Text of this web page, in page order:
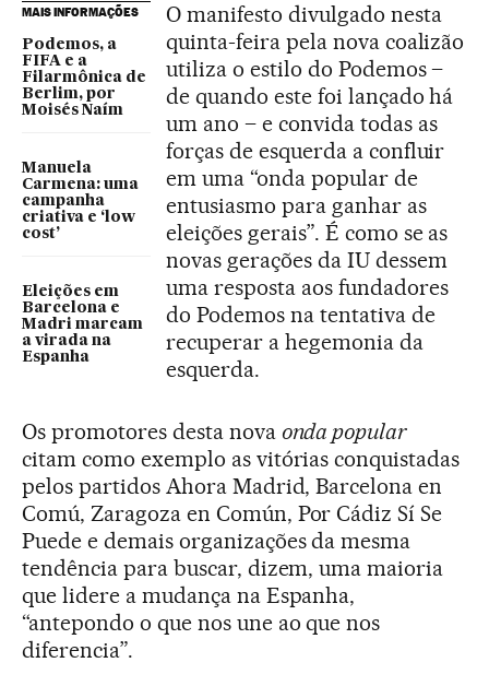
MAIS INFORMAÇÕES
Podemos, a
FIFA e a
Filarmônica de
Berlim, por
Moisés Naím
Manuela
Carmena: uma
campanha
criativa e ‘low
cost’
Eleições em
Barcelona e
Madri marcam
a virada na
Espanha
O manifesto divulgado nesta
quinta-feira pela nova coalizão
utiliza o estilo do Podemos –
de quando este foi lançado há
um ano – e convida todas as
forças de esquerda a confluir
em uma “onda popular de
entusiasmo para ganhar as
eleições gerais”. É como se as
novas gerações da IU dessem
uma resposta aos fundadores
do Podemos na tentativa de
recuperar a hegemonia da
esquerda.
Os promotores desta nova onda popular
citam como exemplo as vitórias conquistadas
pelos partidos Ahora Madrid, Barcelona en
Comú, Zaragoza en Común, Por Cádiz Sí Se
Puede e demais organizações da mesma
tendência para buscar, dizem, uma maioria
que lidere a mudança na Espanha,
“antepondo o que nos une ao que nos
diferencia”.